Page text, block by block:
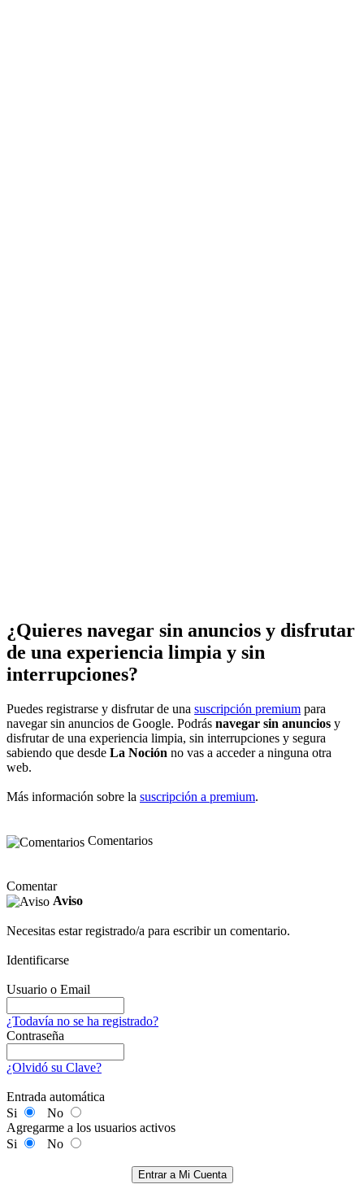
¿Quieres navegar sin anuncios y disfrutar
de una experiencia limpia y sin
interrupciones?
Puedes registrarse y disfrutar de una suscripción premium para
navegar sin anuncios de Google. Podrás navegar sin anuncios y
disfrutar de una experiencia limpia, sin interrupciones y segura
sabiendo que desde La Noción no vas a acceder a ninguna otra
web.
Más información sobre la suscripción a premium.
Comentarios
Comentar
Aviso
Necesitas estar registrado/a para escribir un comentario.
Identificarse
Usuario o Email
¿Todavía no se ha registrado?
Contraseña
¿Olvidó su Clave?
Entrada automática
Si
No
Agregarme a los usuarios activos
Si
No
Entrar a Mi Cuenta